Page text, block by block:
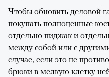
Чтобы обновить деловой
покупать полноценные
отдельно пиджак и
между собой или с
случае, если это не
брюки в мелкую клетку